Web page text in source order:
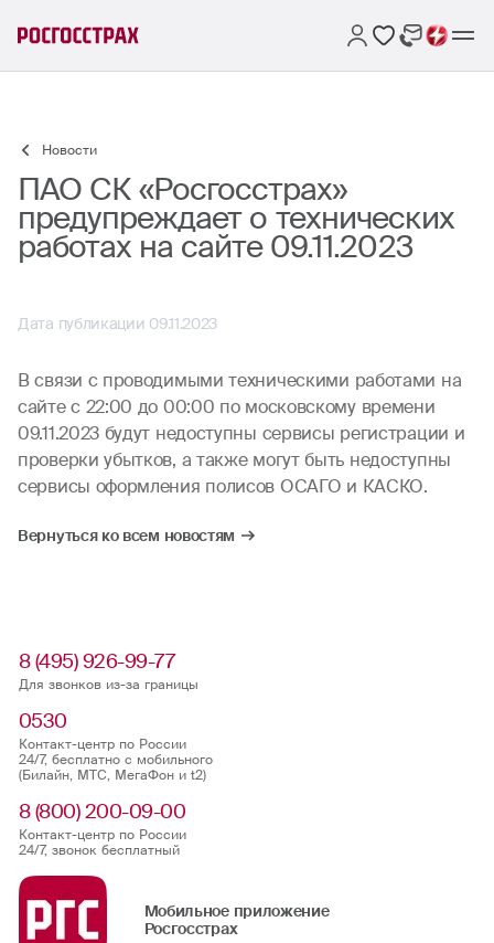
Новости
ПАО СК «Росгосстрах»
предупреждает о технических
работах на сайте 09.11.2023
Дата публикации 09.11.2023
В связи с проводимыми техническими работами на
сайте с 22:00 до 00:00 по московскому времени
09.11.2023 будут недоступны сервисы регистрации и
проверки убытков, а также могут быть недоступны
сервисы оформления полисов ОСАГО и КАСКО.
Вернуться ко всем новостям
8 (495) 926-99-77
Для звонков из-за границы
0530
Контакт-центр по России
24/7, бесплатно с мобильного
(Билайн, МТС, МегаФон и t2)
8 (800) 200-09-00
Контакт-центр по России
24/7, звонок бесплатный
Мобильное приложение
Росгосстрах